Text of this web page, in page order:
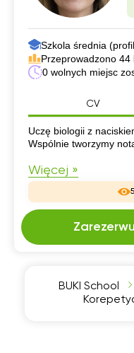
Szkola średnia
Przeprowadzono 44
0 wolnych miejsc
CV
CV
Uczę biologii z
Wspólnie tworzymy
Więcej »
BUKI School